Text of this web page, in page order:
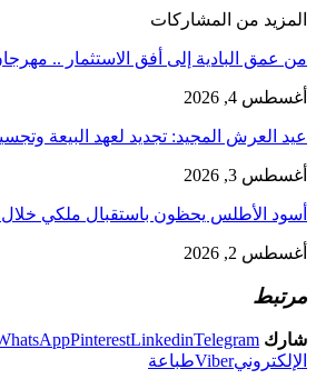
المزيد من المشاركات
من عمق البادية إلى أفق الاستثمار ..
أغسطس 4, 2026
عيد العرش المجيد: تجديد لعهد البيعة
أغسطس 3, 2026
أسود الأطلس يحظون باستقبال ملكي
أغسطس 2, 2026
مرتبط
شارك PinterestLinkedinTelegram
الإلكترونيViberطباعة